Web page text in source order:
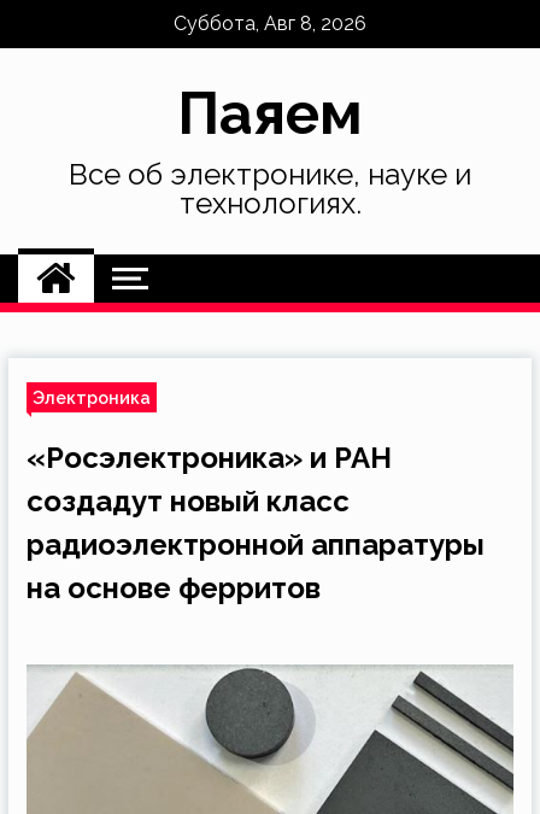
Суббота, Авг 8, 2026
Паяем
Все об электронике, науке и
технологиях.
Электроника
«Росэлектроника» и РАН
создадут новый класс
радиоэлектронной аппаратуры
на основе ферритов